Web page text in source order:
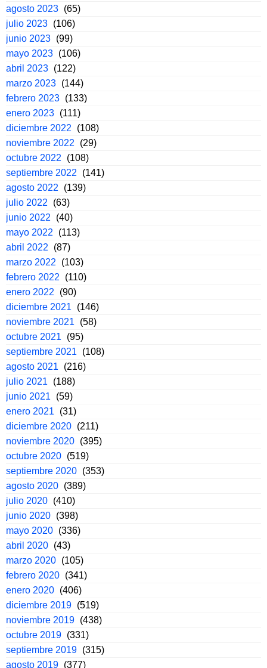
agosto 2023 (65)
julio 2023 (106)
junio 2023 (99)
mayo 2023 (106)
abril 2023 (122)
marzo 2023 (144)
febrero 2023 (133)
enero 2023 (111)
diciembre 2022
(108)
noviembre 2022
(29)
octubre 2022
(108)
septiembre 2022
(141)
agosto 2022
(139)
julio 2022
(63)
junio 2022
(40)
mayo 2022
(113)
abril 2022
(87)
marzo 2022
(103)
febrero 2022
(110)
enero 2022
(90)
diciembre 2021
(146)
noviembre 2021
(58)
octubre 2021
(95)
septiembre 2021
(108)
agosto 2021
(216)
julio 2021
(188)
junio 2021
(59)
enero 2021
(31)
diciembre 2020 (211)
noviembre 2020 (395)
octubre 2020 (519)
septiembre 2020 (353)
agosto 2020 (389)
julio 2020 (410)
junio 2020 (398)
mayo 2020 (336)
abril 2020 (43)
marzo 2020 (105)
febrero 2020 (341)
enero 2020 (406)
diciembre 2019 (519)
noviembre 2019 (438)
octubre 2019 (331)
septiembre 2019 (315)
agosto 2019 (377)